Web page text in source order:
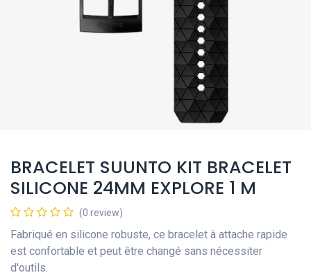
BRACELET SUUNTO KIT BRACELET
SILICONE 24MM EXPLORE 1 M
(0 review)
Fabriqué en silicone robuste, ce bracelet à attache rapide
est confortable et peut être changé sans nécessiter
d'outils.